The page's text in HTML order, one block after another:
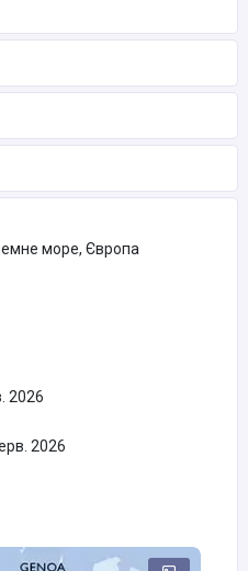
море, Європа
2026
2026